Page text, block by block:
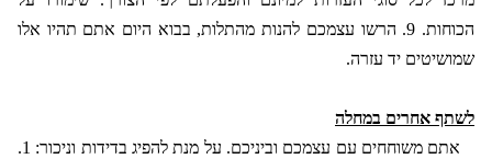
הכוחות. 9. הרשו עצמכם להנות מהתלות, בבוא היום אתם תהיו אלו
שמושיטים יד עזרה.
לשתף אחרים במחלה
אתם משוחחים עם עצמכם וביניכם. על מנת להפיג בדידות וניכור: 1.